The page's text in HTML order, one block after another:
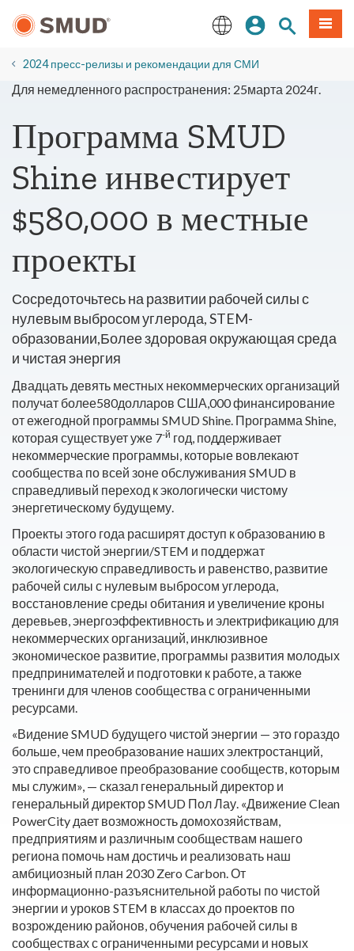
содержанию
входПоиск по
Меню
2024 пресс-релизы и рекомендации для СМИ
Для немедленного распространения: 25марта 2024г.
Программа SMUD
Shine инвестирует
$580,000 в местные
проекты
Сосредоточьтесь на развитии рабочей силы с
нулевым выбросом углерода, STEM-
образовании,Более здоровая окружающая среда
и чистая энергия
Двадцать девять местных некоммерческих организаций
получат более580долларов США,000 финансирование
от ежегодной программы SMUD Shine. Программа Shine,
которая существует уже 7-й год, поддерживает
некоммерческие программы, которые вовлекают
сообщества по всей зоне обслуживания SMUD в
справедливый переход к экологически чистому
энергетическому будущему.
Проекты этого года расширят доступ к образованию в
области чистой энергии/STEM и поддержат
экологическую справедливость и равенство, развитие
рабочей силы с нулевым выбросом углерода,
восстановление среды обитания и увеличение кроны
деревьев, энергоэффективность и электрификацию для
некоммерческих организаций, инклюзивное
экономическое развитие, программы развития молодых
предпринимателей и подготовки к работе, а также
тренинги для членов сообщества с ограниченными
ресурсами.
«Видение SMUD будущего чистой энергии — это гораздо
больше, чем преобразование наших электростанций,
это справедливое преобразование сообществ, которым
мы служим», — сказал генеральный директор и
генеральный директор SMUD Пол Лау. «Движение Clean
PowerCity дает возможность домохозяйствам,
предприятиям и различным сообществам нашего
региона помочь нам достичь и реализовать наш
амбициозный план 2030 Zero Carbon. От
информационно-разъяснительной работы по чистой
энергии и уроков STEM в классах до проектов по
возрождению районов, обучения рабочей силы в
сообществах с ограниченными ресурсами и новых